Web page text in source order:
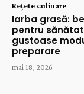
Rețete culinare
Iarba grasă:
pentru
gustoase
preparare
mai 18, 2026